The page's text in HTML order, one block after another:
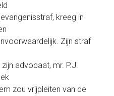
kreeg in
Zijn straf
advocaat, mr. P.J.
zou vrijpleiten van de